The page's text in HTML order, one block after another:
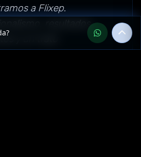
a Flixep.
resultados
y un trato